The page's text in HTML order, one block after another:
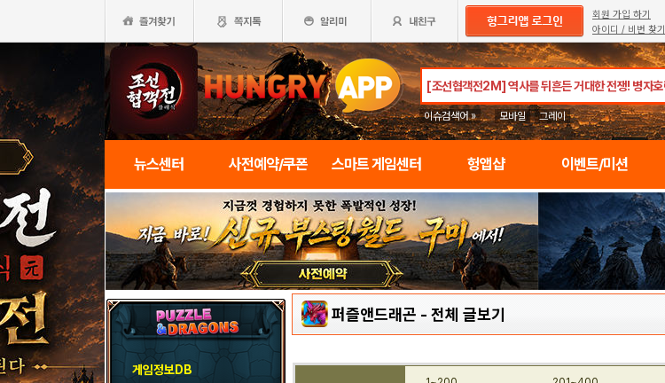
회원 가입 하기
아이디 / 비번 찾기
이슈검색어 » 모바일 그레이
뉴스센터 사전예약/쿠폰 스마트 게임센터 헝앱샵 이벤트/미션
게임정보DB
퍼즐앤드래곤 - 전체 글보기